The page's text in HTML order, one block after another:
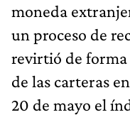
moneda
un proceso de
revirtió de forma
de las carteras
20 de mayo el